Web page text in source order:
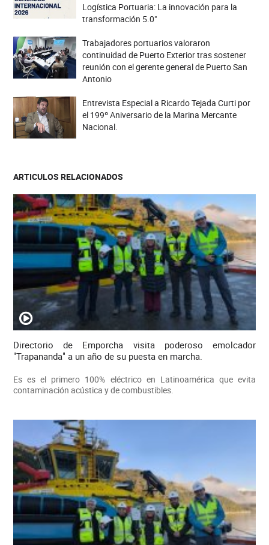
Logística Portuaria: La innovación para la
transformación 5.0"
Trabajadores portuarios valoraron
continuidad de Puerto Exterior tras sostener
reunión con el gerente general de Puerto San
Antonio
Entrevista Especial a Ricardo Tejada Curti por
el 199º Aniversario de la Marina Mercante
Nacional.
ARTICULOS RELACIONADOS
Directorio de Emporcha visita poderoso emolcador
"Trapananda" a un año de su puesta en marcha.
Es es el primero 100% eléctrico en Latinoamérica que evita
contaminación acústica y de combustibles.